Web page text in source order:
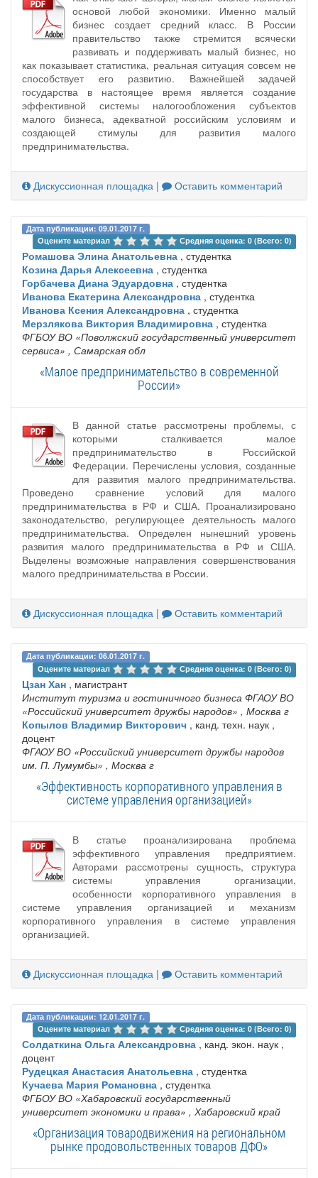
основой любой экономики. Именно малый
бизнес создает средний класс. В России
правительство также стремится всячески
развивать и поддерживать малый бизнес, но
как показывает статистика, реальная ситуация совсем не
способствует его развитию. Важнейшей задачей
государства в настоящее время является создание
эффективной системы налогообложения субъектов
малого бизнеса, адекватной российским условиям и
создающей стимулы для развития малого
предпринимательства.
Дискуссионная площадка | Оставить комментарий
Дата публикации: 09.01.2017 г.
Оцените материал
Средняя оценка: 0 (Всего: 0)
Ромашова Элина Анатольевна , студентка
Козина Дарья Алексеевна , студентка
Горбачева Диана Эдуардовна , студентка
Иванова Екатерина Александровна , студентка
Иванова Ксения Александровна , студентка
Мерзлякова Виктория Владимировна , студентка
ФГБОУ ВО «Поволжский государственный университет
сервиса» , Самарская обл
«Малое предпринимательство в современной
России»
В данной статье рассмотрены проблемы, с
которыми сталкивается малое
предпринимательство в Российской
Федерации. Перечислены условия, созданные
для развития малого предпринимательства.
Проведено сравнение условий для малого
предпринимательства в РФ и США. Проанализировано
законодательство, регулирующее деятельность малого
предпринимательства. Определен нынешний уровень
развития малого предпринимательства в РФ и США.
Выделены возможные направления совершенствования
малого предпринимательства в России.
Дискуссионная площадка | Оставить комментарий
Дата публикации: 06.01.2017 г.
Оцените материал
Средняя оценка: 0 (Всего: 0)
Цзан Хан , магистрант
Институт туризма и гостиничного бизнеса ФГАОУ ВО
«Российский университет дружбы народов» , Москва г
Копылов Владимир Викторович , канд. техн. наук ,
доцент
ФГАОУ ВО «Российский университет дружбы народов
им. П. Лумумбы» , Москва г
«Эффективность корпоративного управления в
системе управления организацией»
В статье проанализирована проблема
эффективного управления предприятием.
Авторами рассмотрены сущность, структура
системы управления организации,
особенности корпоративного управления в
системе управления организацией и механизм
корпоративного управления в системе управления
организацией.
Дискуссионная площадка | Оставить комментарий
Дата публикации: 12.01.2017 г.
Оцените материал
Средняя оценка: 0 (Всего: 0)
Солдаткина Ольга Александровна , канд. экон. наук ,
доцент
Рудецкая Анастасия Анатольевна , студентка
Кучаева Мария Романовна , студентка
ФГБОУ ВО «Хабаровский государственный
университет экономики и права» , Хабаровский край
«Организация товародвижения на региональном
рынке продовольственных товаров ДФО»